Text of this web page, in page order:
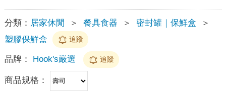
分類： 居家休閒 ＞ 餐具食器 ＞ 密封罐｜保鮮盒
＞
塑膠保鮮盒
追蹤
品牌： Hook's嚴選 追蹤
商品規格：